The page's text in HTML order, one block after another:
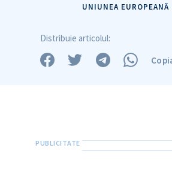
UNIUNEA EUROPEANĂ
Distribuie articolul: